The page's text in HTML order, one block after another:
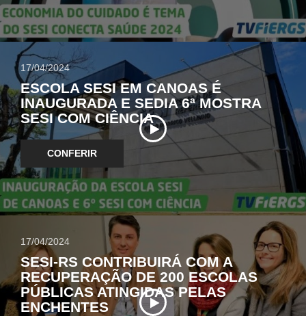
17/04/2024
ESCOLA SESI EM CANOAS É
INAUGURADA E SEDIA 6ª MOSTRA
SESI COM CIÊNCIA
CONFERIR
17/04/2024
SESI-RS CONTRIBUIRÁ COM A
RECUPERAÇÃO DE 200 ESCOLAS
PÚBLICAS ATINGIDAS PELAS
ENCHENTES